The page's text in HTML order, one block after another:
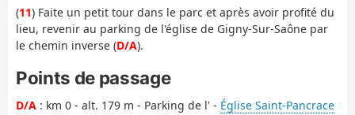
(11) Faite un petit tour dans le parc et après avoir profité du
lieu, revenir au parking de l'église de Gigny-Sur-Saône par
le chemin inverse (D/A).
Points de passage
D/A : km 0 - alt. 179 m - Parking de l' - Église Saint-Pancrace